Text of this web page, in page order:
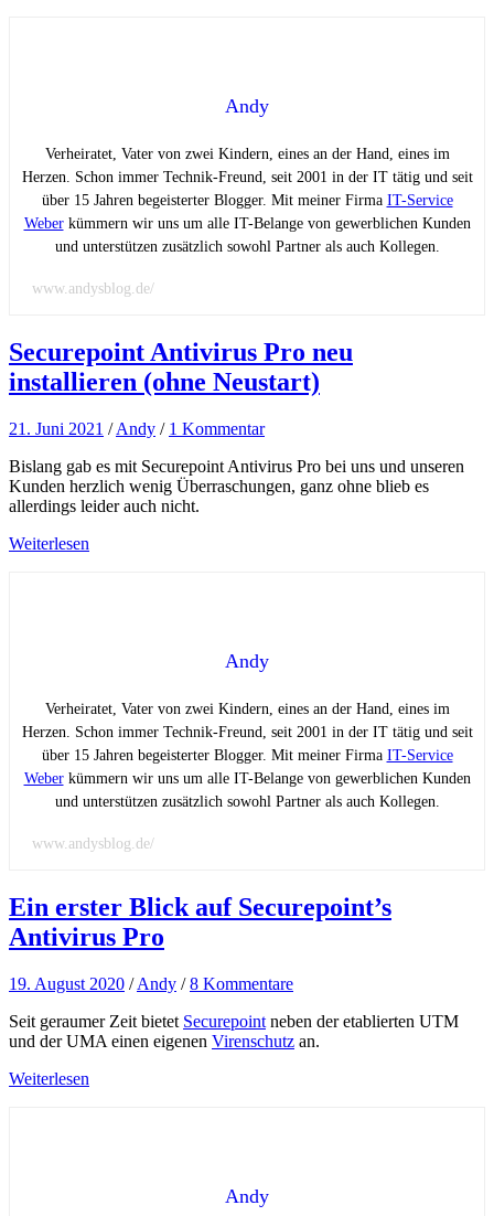
Andy
Verheiratet, Vater von zwei Kindern, eines an der Hand, eines im
Herzen. Schon immer Technik-Freund, seit 2001 in der IT tätig und seit
über 15 Jahren begeisterter Blogger. Mit meiner Firma IT-Service
Weberkümmern wir uns um alle IT-Belange von gewerblichen Kunden
und unterstützen zusätzlich sowohl Partner als auch Kollegen.
www.andysblog.de/
Securepoint Antivirus Pro neu
installieren (ohne Neustart)
21. Juni 2021 /Andy / 1 Kommentar
Bislang gab es mit Securepoint Antivirus Pro bei uns und unseren
Kunden herzlich wenig Überraschungen, ganz ohne blieb es
allerdings leider auch nicht.
Weiterlesen
Andy
Verheiratet, Vater von zwei Kindern, eines an der Hand, eines im
Herzen. Schon immer Technik-Freund, seit 2001 in der IT tätig und seit
über 15 Jahren begeisterter Blogger. Mit meiner Firma IT-Service
Weberkümmern wir uns um alle IT-Belange von gewerblichen Kunden
und unterstützen zusätzlich sowohl Partner als auch Kollegen.
www.andysblog.de/
Ein erster Blick auf Securepoint’s
Antivirus Pro
19. August 2020 /Andy /8 Kommentare
Seit geraumer Zeit bietet Securepoint neben der etablierten UTM
und der UMA einen eigenen Virenschutz an.
Weiterlesen
Andy